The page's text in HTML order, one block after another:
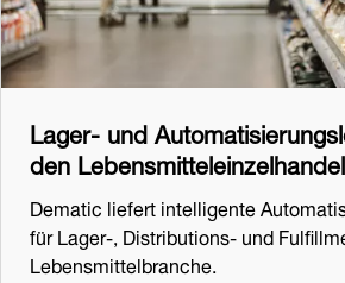
Lager- und
den Lebensmitteleinzelhandel
Dematic liefert intelligente
für Lager-, Distributions- und
Lebensmittelbranche.